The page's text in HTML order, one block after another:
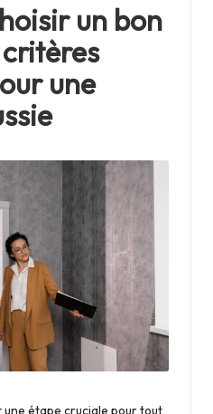
un bon
une
étape cruciale pour tout